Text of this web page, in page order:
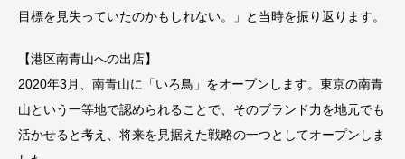
目標を見失っていたのかもしれない。」と当時を振り返ります。
【港区南青山への出店】
2020年3月、南青山に「いろ鳥」をオープンします。東京の南青
山という一等地で認められることで、そのブランド力を地元でも
活かせると考え、将来を見据えた戦略の一つとしてオープンしま